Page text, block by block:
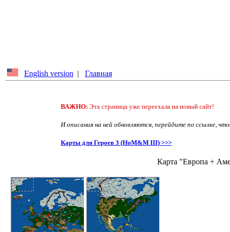
English version | Главная
ВАЖНО: Эта страница уже переехала на новый сайт!
И описания на ней обновляются, перейдите по ссылке,
Карты для Героев 3 (HoM&M III) >>>
Карта "Европа +